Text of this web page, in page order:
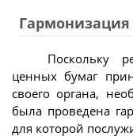
Гармонизация
Поскольку
ценных бумаг
своего органа,
была проведена
для которой